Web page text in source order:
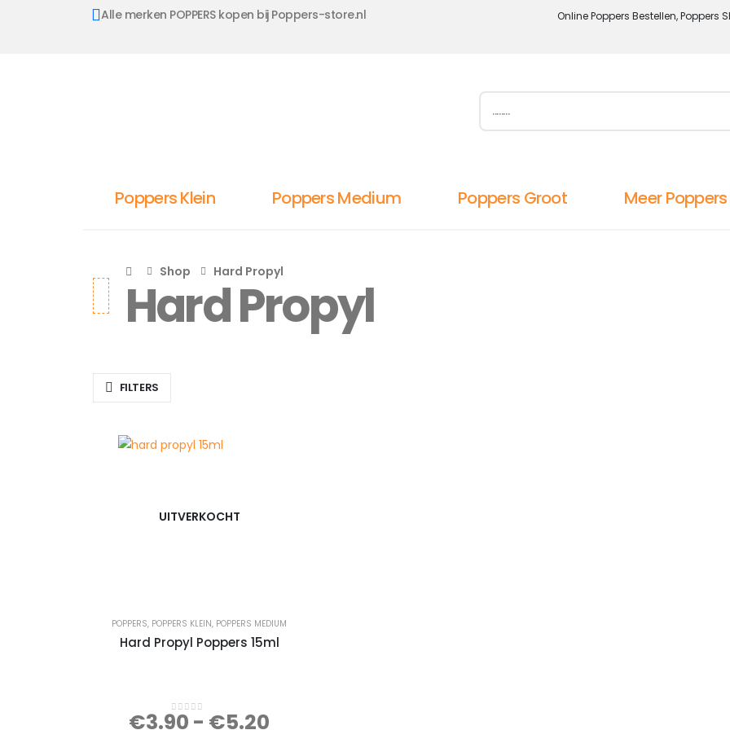
Alle merken POPPERS kopen bij Poppers-store.nl Online Poppers Bestellen, Poppers
Poppers Klein Poppers Medium Poppers Groot Meer Poppers
Shop Hard Propyl
Hard Propyl
FILTERS
UITVERKOCHT
POPPERS, POPPERS KLEIN, POPPERS MEDIUM
Hard Propyl Poppers 15ml
0out of 5
€3.90 - €5.20